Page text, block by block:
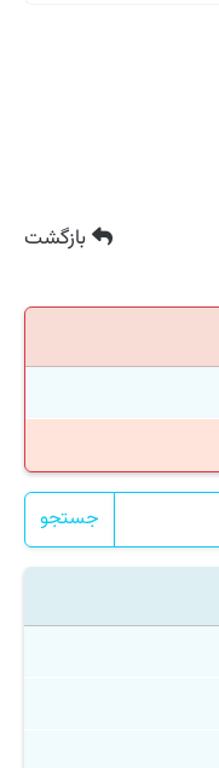
بازگشت
جستجو